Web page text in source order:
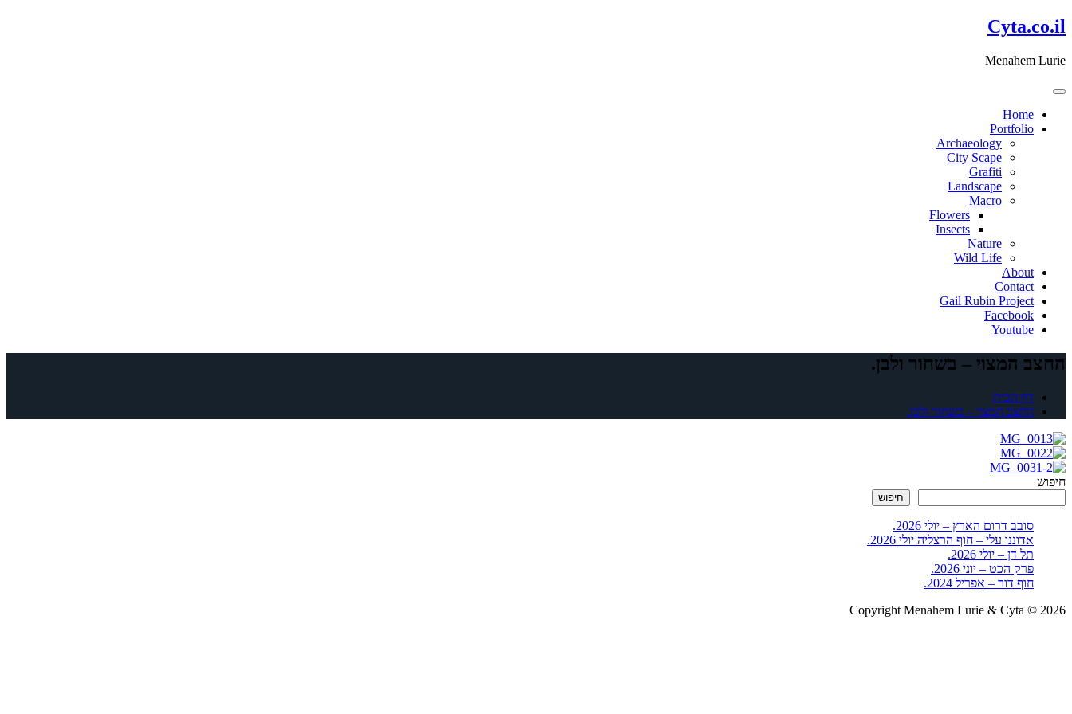
דלג
לתוכן
Cyta.co.il
Menahem Lurie
Home
Portfolio
Archaeology
City Scape
Grafiti
Landscape
Macro
Flowers
Insects
Nature
Wild Life
About
Contact
Gail Rubin Project
Facebook
Youtube
החצב המצוי – בשחור ולבן.
דף הבית
החצב המצוי – בשחור ולבן.
חיפוש
חיפוש
סובב דרום הארץ – יולי 2026.
אדוננו עלי – חוף הרצליה יולי 2026.
תל דן – יולי 2026.
פרק הכט – יוני 2026.
חוף דור – אפריל 2024.
Copyright Menahem Lurie & Cyta © 2026